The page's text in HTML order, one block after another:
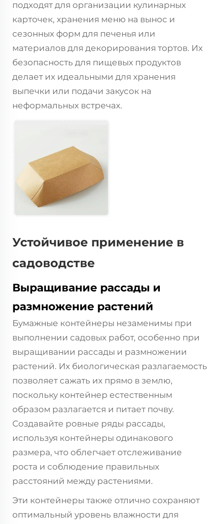
подходят для организации кулинарных
карточек, хранения меню на вынос и
сезонных форм для печенья или
материалов для декорирования тортов. Их
безопасность для пищевых продуктов
делает их идеальными для хранения
выпечки или подачи закусок на
неформальных встречах.
Устойчивое применение в
садоводстве
Выращивание рассады и
размножение растений
Бумажные контейнеры незаменимы при
выполнении садовых работ, особенно при
выращивании рассады и размножении
растений. Их биологическая разлагаемость
позволяет сажать их прямо в землю,
поскольку контейнер естественным
образом разлагается и питает почву.
Создавайте ровные ряды рассады,
используя контейнеры одинакового
размера, что облегчает отслеживание
роста и соблюдение правильных
расстояний между растениями.
Эти контейнеры также отлично сохраняют
оптимальный уровень влажности для